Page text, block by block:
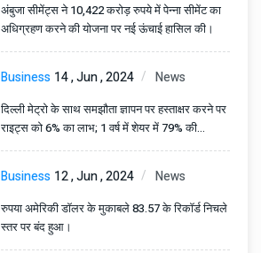
अंबुजा सीमेंट्स ने 10,422 करोड़ रुपये में पेन्ना सीमेंट का
अधिग्रहण करने की योजना पर नई ऊंचाई हासिल की।
Business 14 , Jun , 2024 News
दिल्ली मेट्रो के साथ समझौता ज्ञापन पर हस्ताक्षर करने पर
राइट्स को 6% का लाभ; 1 वर्ष में शेयर में 79% की
उछाल।
Business 12 , Jun , 2024 News
रुपया अमेरिकी डॉलर के मुकाबले 83.57 के रिकॉर्ड निचले
स्तर पर बंद हुआ।